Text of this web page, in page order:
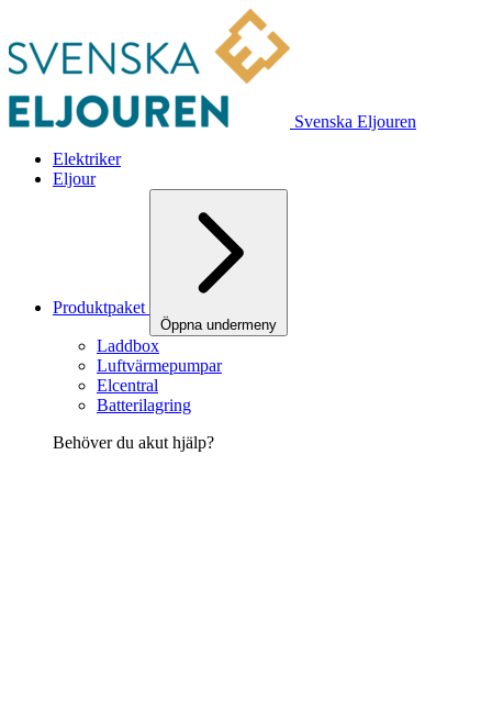
Svenska Eljouren
Elektriker
Eljour
Produktpaket
Öppna undermeny
Laddbox
Luftvärmepumpar
Elcentral
Batterilagring
Behöver du akut hjälp?